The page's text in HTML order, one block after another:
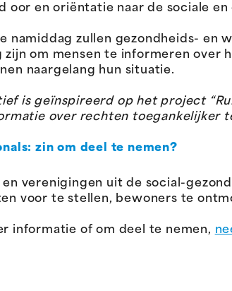
oor en oriëntatie naar de sociale
namiddag zullen gezondheids- en
zijn om mensen te informeren over
naargelang hun situatie.
is geïnspireerd op het project
over rechten toegankelijker
zin om deel te nemen?
en verenigingen uit de social-
voor te stellen, bewoners te
informatie of om deel te nemen,